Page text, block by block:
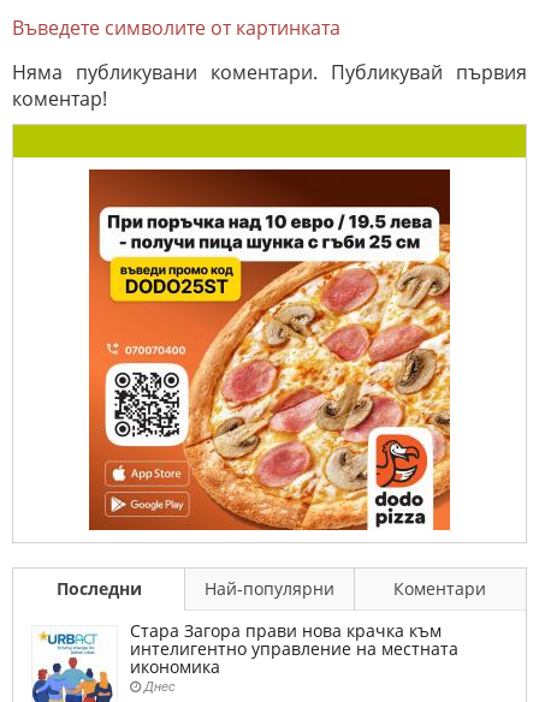
Въведете символите от картинката
Няма публикувани коментари. Публикувай първия
коментар!
Последни Най-популярни
Коментари
Стара Загора прави нова крачка към
интелигентно управление на местната
икономика
Днес